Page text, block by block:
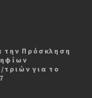
την Πρόσκληση
για το